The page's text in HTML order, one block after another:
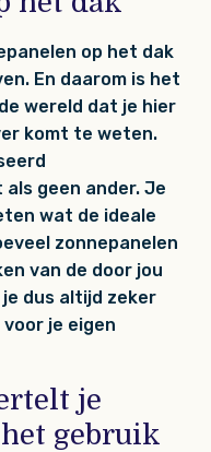
op het dak
En daarom is het
wereld dat je hier
komt te weten.
geen ander. Je
wat de ideale
zonnepanelen
van de door jou
dus altijd zeker
je eigen
je
gebruik